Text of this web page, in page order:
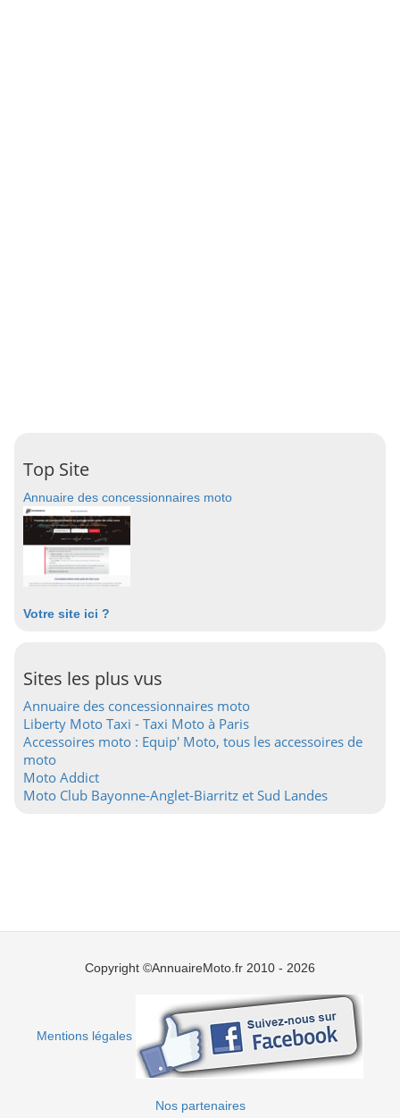
Top Site
Annuaire des concessionnaires moto
Votre site ici ?
Sites les plus vus
Annuaire des concessionnaires moto
Liberty Moto Taxi - Taxi Moto à Paris
Accessoires moto : Equip' Moto, tous les accessoires de
moto
Moto Addict
Moto Club Bayonne-Anglet-Biarritz et Sud Landes
Copyright ©AnnuaireMoto.fr 2010 - 2026
Mentions légales
Nos partenaires